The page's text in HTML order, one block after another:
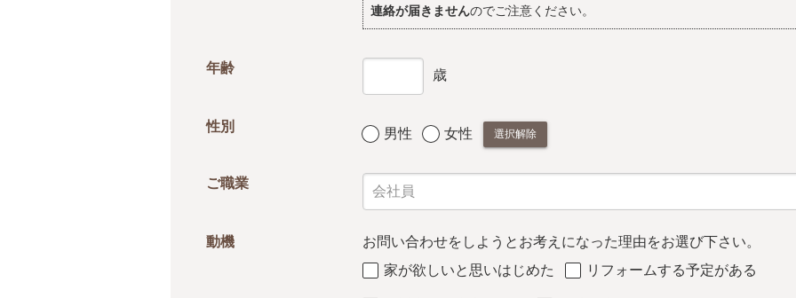
連絡が届きませんのでご注意ください。
年齢
歳
性別 男性 女性 選択解除
ご職業
動機
お問い合わせをしようとお考えになった理由をお選び下さい。
家が欲しいと思いはじめた
リフォームする予定がある